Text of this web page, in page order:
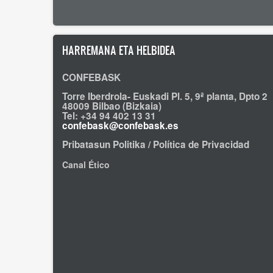
HARREMANA ETA HELBIDEA
CONFEBASK
Torre Iberdrola- Euskadi Pl. 5, 9ª planta, Dpto 2
48009 Bilbao (Bizkaia)
Tel: +34 94 402 13 31
confebask@confebask.es
Pribatasun Politika / Política de Privacidad
Canal Ético